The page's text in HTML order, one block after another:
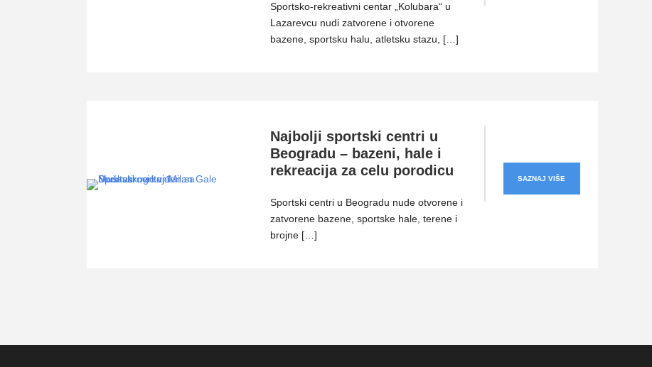
Sportsko-rekreativni centar „Kolubara“ u
Lazarevcu nudi zatvorene i otvorene
bazene, sportsku halu, atletsku stazu, […]
Najbolji sportski centri u
Beogradu – bazeni, hale i
rekreacija za celu porodicu
Sportski centri u Beogradu nude otvorene i
zatvorene bazene, sportske hale, terene i
brojne […]
SAZNAJ VIŠE